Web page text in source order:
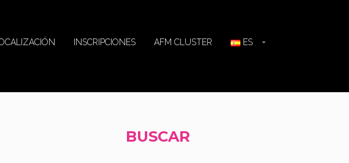
INSCRIPCIONES AFM CLUSTER ES
BUSCAR